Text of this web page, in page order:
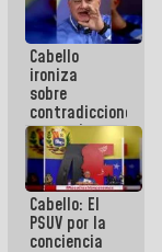
hazlo hoy
por que no
sabemos si
la semana
que viene
hay
programa
Cabello
ironiza
sobre
contradicciones
y mentiras
de María
Machado:
¡Créanle!
Cabello: El
PSUV por la
conciencia